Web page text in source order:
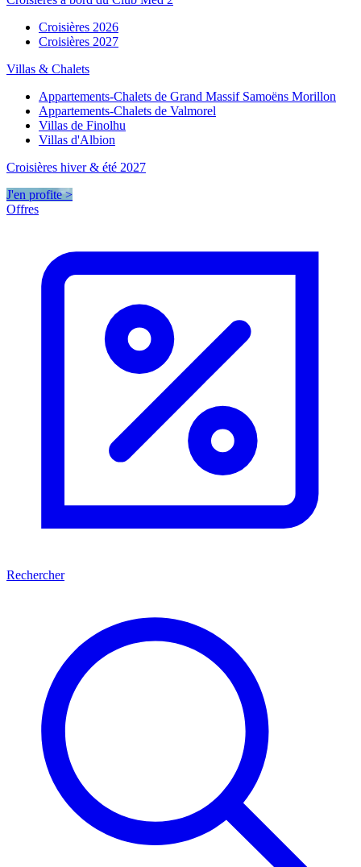
Croisières 2026
Croisières 2027
Villas & Chalets
Appartements-Chalets de Grand Massif Samoëns Morillon
Appartements-Chalets de Valmorel
Villas de Finolhu
Villas d'Albion
Croisières hiver & été 2027
J'en profite >
Offres
Rechercher